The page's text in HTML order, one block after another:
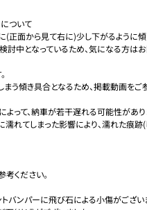
ついて
(正面から見て右に)少し下がるように傾
討中となっているため、気になる方は
う傾き具合となるため、掲載動画をご
って、納車が若干遅れる可能性があり
れてしまった影響により、濡れた痕跡
ください。
バンパーに飛び石による小傷がござい